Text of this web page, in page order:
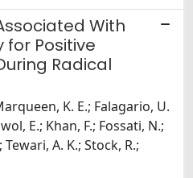
With
for Positive
Radical
K. E.; Falagario, U.
E.; Khan, F.; Fossati, N.;
A. K.; Stock, R.;